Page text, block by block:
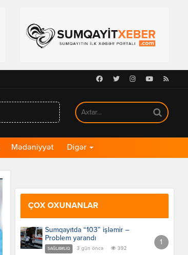
Facebook
TwitterInstagramYoutubeRSS
Mədəniyyət Digər
ÇOX OXUNANLAR
Sumqayıtda “103” işləmir –
Problem yarandı
SAĞLAMLIQ 3 gün öncə 392